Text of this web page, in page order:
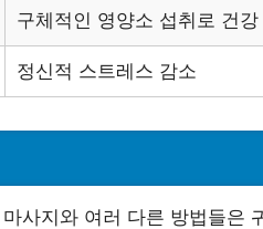
구체적인 영양소 섭취로 건강
정신적 스트레스 감소
사지와 여러 다른 방법들은